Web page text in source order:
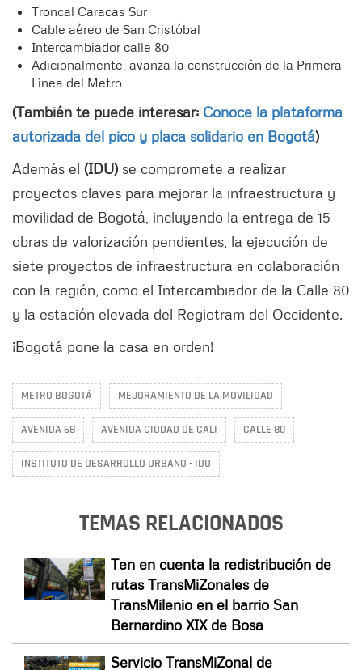
Troncal Caracas Sur
Cable aéreo de San Cristóbal
Intercambiador calle 80
Adicionalmente, avanza la construcción de la Primera
Línea del Metro
(También te puede interesar: Conoce la plataforma
autorizada del pico y placa solidario en Bogotá)
Además el (IDU) se compromete a realizar
proyectos claves para mejorar la infraestructura y
movilidad de Bogotá, incluyendo la entrega de 15
obras de valorización pendientes, la ejecución de
siete proyectos de infraestructura en colaboración
con la región, como el Intercambiador de la Calle 80
y la estación elevada del Regiotram del Occidente.
¡Bogotá pone la casa en orden!
METRO BOGOTÁ MEJORAMIENTO DE LA MOVILIDAD
AVENIDA 68 AVENIDA CIUDAD DE CALI CALLE 80
INSTITUTO DE DESARROLLO URBANO - IDU
TEMAS RELACIONADOS
Ten en cuenta la redistribución de
rutas TransMiZonales de
TransMilenio en el barrio San
Bernardino XIX de Bosa
Servicio TransMiZonal de